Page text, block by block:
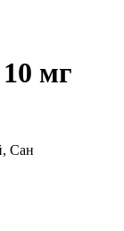
мг
Сан